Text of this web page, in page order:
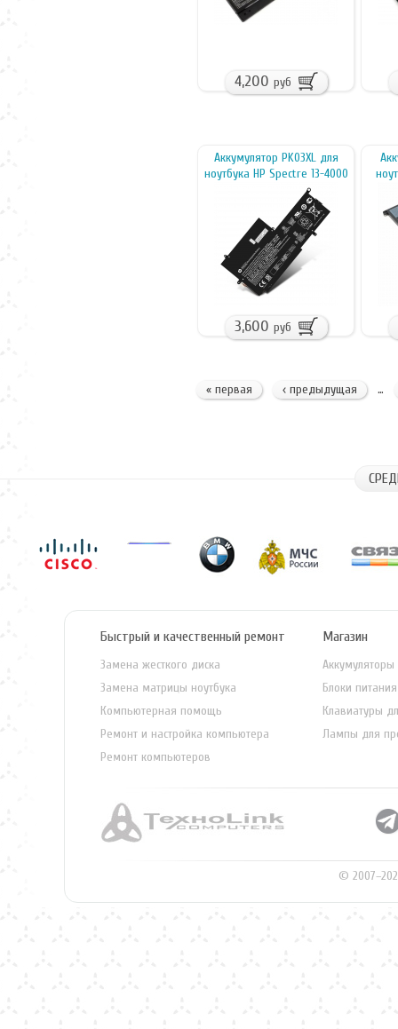
4,200 руб
Аккумулятор PK03XL для
ноутбука HP Spectre 13-4000
3,600 руб
« первая ‹ предыдущая …
Быстрый и качественный ремонт
Замена жесткого диска
Замена матрицы ноутбука
Компьютерная помощь
Ремонт и настройка компьютера
Ремонт компьютеров
Магазин
Блоки
Клавиатуры
Лампы для
©